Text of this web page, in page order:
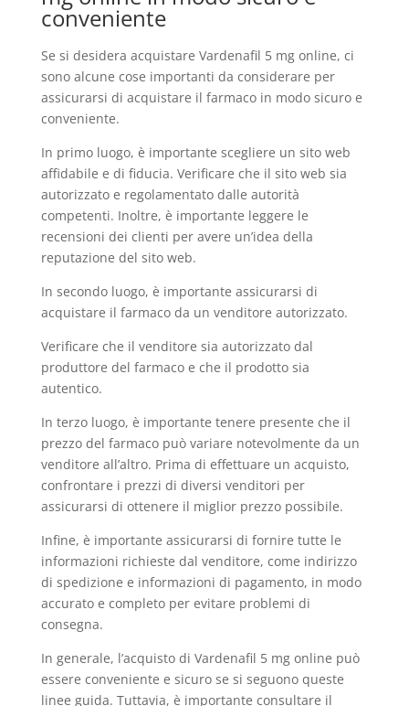
conveniente
Se si desidera acquistare Vardenafil 5 mg online, ci
sono alcune cose importanti da considerare per
assicurarsi di acquistare il farmaco in modo sicuro e
conveniente.
In primo luogo, è importante scegliere un sito web
affidabile e di fiducia. Verificare che il sito web sia
autorizzato e regolamentato dalle autorità
competenti. Inoltre, è importante leggere le
recensioni dei clienti per avere un’idea della
reputazione del sito web.
In secondo luogo, è importante assicurarsi di
acquistare il farmaco da un venditore autorizzato.
Verificare che il venditore sia autorizzato dal
produttore del farmaco e che il prodotto sia
autentico.
In terzo luogo, è importante tenere presente che il
prezzo del farmaco può variare notevolmente da un
venditore all’altro. Prima di effettuare un acquisto,
confrontare i prezzi di diversi venditori per
assicurarsi di ottenere il miglior prezzo possibile.
Infine, è importante assicurarsi di fornire tutte le
informazioni richieste dal venditore, come indirizzo
di spedizione e informazioni di pagamento, in modo
accurato e completo per evitare problemi di
consegna.
In generale, l’acquisto di Vardenafil 5 mg online può
essere conveniente e sicuro se si seguono queste
linee guida. Tuttavia, è importante consultare il